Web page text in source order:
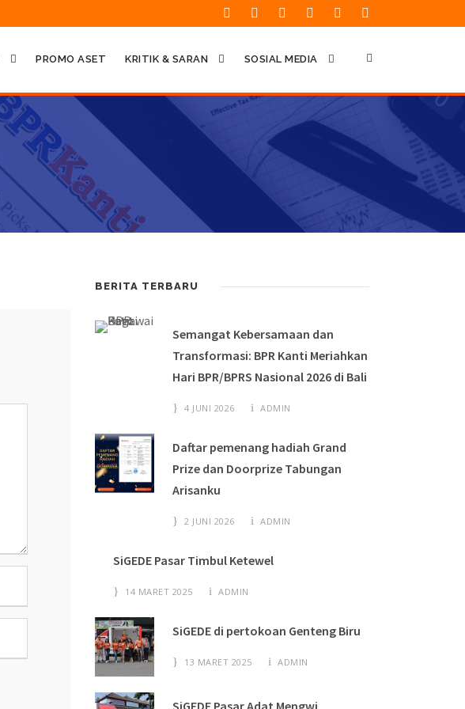
PROMO ASET KRITIK & SARAN SOSIAL MEDIA
BERITA TERBARU
Semangat Kebersamaan dan
Transformasi: BPR Kanti Meriahkan
Hari BPR/BPRS Nasional 2026 di Bali
4 JUNI 2026 ADMIN
Daftar pemenang hadiah Grand
Prize dan Doorprize Tabungan
Arisanku
2 JUNI 2026 ADMIN
SiGEDE Pasar Timbul Ketewel
14 MARET 2025 ADMIN
SiGEDE di pertokoan Genteng Biru
13 MARET 2025 ADMIN
SiGEDE Pasar Adat Mengwi